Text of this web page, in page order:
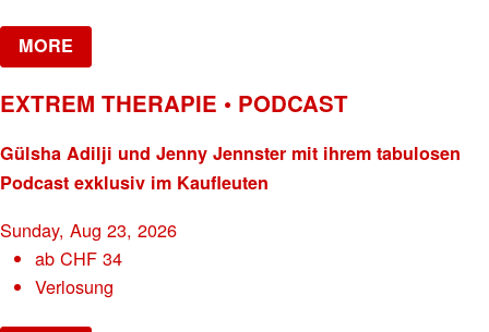
MORE
EXTREM THERAPIE • PODCAST
Gülsha Adilji und Jenny Jennster mit ihrem tabulosen
Podcast exklusiv im Kaufleuten
Sunday, Aug 23, 2026
abCHF 34
Verlosung